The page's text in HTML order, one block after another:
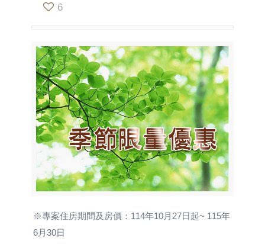
6
※專案住房期間及房價：114年10月27日起~ 115年
6月30日